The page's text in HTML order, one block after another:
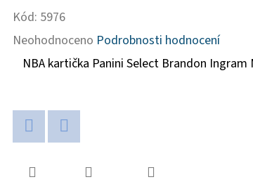
Kód: 5976
Průměrné
hodnocení
je
0,0
Neohodnoceno Podrobnosti hodnocení
NBA kartička Panini Select Brandon